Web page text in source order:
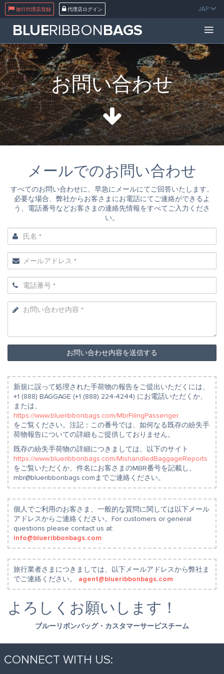
旅行代理店登録 代理店ログイン JAP
BLUERIBBONBAGS
お問い合わせ
メールでのお問い合わせ
すべてのお問い合わせに、早急にメールにてご回答いたします。
必要な場合、弊社からお客さまにお電話にてご連絡ができるよ
う、電話番号などお客さまの連絡先情報をすべてご入力くださ
い。
お問い合わせ内容を送信する
新規に誤って処理された手荷物の報告をご提出いただくには、
+1 (888) BAGGAGE (+1 (888) 224-4244) にお電話いただくか、
または、
https://www.blueribbonbags.com/MbrFilingPassenger
をご覧ください。注記：この番号では、如何なる既存の紛失手
荷物報告についての詳細もご提供しておりません。
既存の紛失手荷物の詳細につきましては、以下のサイト
https://www.blueribbonbags.com/MishandledBaggageReports
をご覧いただくか、件名にお客さまのMBR番号を記載し、
mbr@blueribbonbags.comまでご連絡ください。
個人でご利用のお客さま、一般的な質問に関しては以下メール
アドレスからご連絡ください。For customers or general
questions please contact us at:
info@blueribbonbags.com
旅行業者さまにつきましては、以下メールアドレスから弊社ま
でご連絡ください。 agent@blueribbonbags.com
よろしくお願いします！
ブルーリボンバッグ・カスタマーサービスチーム
CONNECT WITH US: